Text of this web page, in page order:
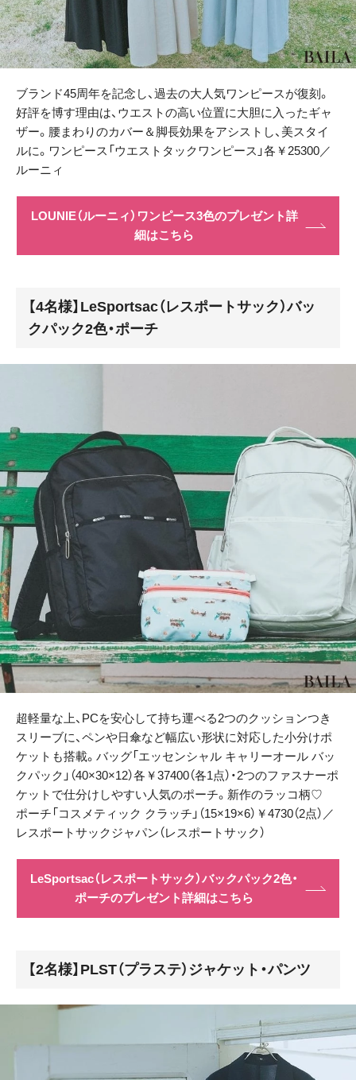
ブランド45周年を記念し、過去の大人気ワンピースが復刻。
好評を博す理由は、ウエストの高い位置に大胆に入ったギャ
ザー。腰まわりのカバー＆脚長効果をアシストし、美スタイ
ルに。ワンピース「ウエストタックワンピース」各￥25300／
ルーニィ
LOUNIE（ルーニィ）ワンピース3色のプレゼント詳
細はこちら
【4名様】LeSportsac（レスポートサック）バッ
クパック2色・ポーチ
超軽量な上、PCを安心して持ち運べる2つのクッションつき
スリーブに、ペンや日傘など幅広い形状に対応した小分けポ
ケットも搭載。バッグ「エッセンシャル キャリーオール バッ
クパック」（40×30×12）各￥37400（各1点）・2つのファスナーポ
ケットで仕分けしやすい人気のポーチ。新作のラッコ柄♡
ポーチ「コスメティック クラッチ」（15×19×6）￥4730（2点）／
レスポートサックジャパン（レスポートサック）
LeSportsac（レスポートサック）バックパック2色・
ポーチのプレゼント詳細はこちら
【2名様】PLST（プラステ）ジャケット・パンツ